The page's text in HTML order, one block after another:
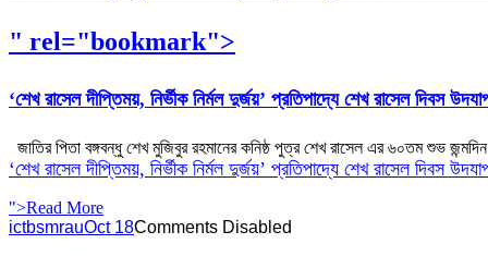
" rel="bookmark">
‘শেখ রাসেল দীপ্তিময়, নির্ভীক নির্মল দুর্জয়’ প্রতিপাদ্যে শেখ রাসেল দিবস
জাতির পিতা বঙ্গবন্ধু শেখ মুজিবুর রহমানের কনিষ্ঠ পুত্র শেখ রাসেল এর ৬০তম শুভ
‘শেখ রাসেল দীপ্তিময়, নির্ভীক নির্মল দুর্জয়’ প্রতিপাদ্যে শেখ রাসেল দিবস
">Read More
ictbsmrauOct 18Comments Disabled